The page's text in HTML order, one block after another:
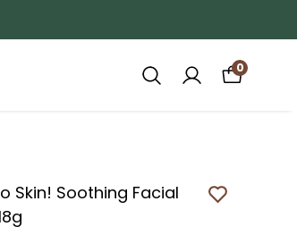
0
Skin! Soothing Facial